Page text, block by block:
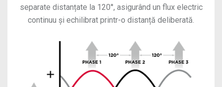
separate distanțate la 120°, asigurând un flux electric
continuu și echilibrat printr-o distanță deliberată.